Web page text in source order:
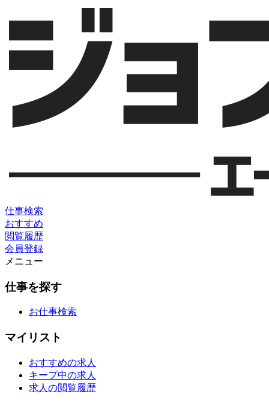
仕事検索
おすすめ
閲覧履歴
会員登録
メニュー
仕事を探す
お仕事検索
マイリスト
おすすめの求人
キープ中の求人
求人の閲覧履歴